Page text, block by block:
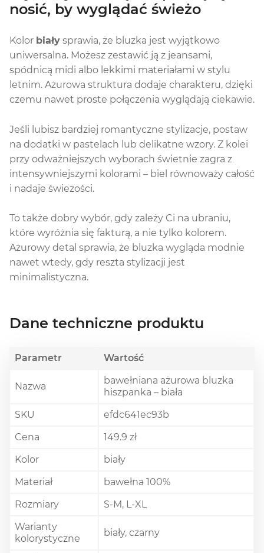
nosić, by wyglądać świeżo
Kolor biały sprawia, że bluzka jest wyjątkowo
uniwersalna. Możesz zestawić ją z jeansami,
spódnicą midi albo lekkimi materiałami w stylu
letnim. Ażurowa struktura dodaje charakteru, dzięki
czemu nawet proste połączenia wyglądają ciekawie.
Jeśli lubisz bardziej romantyczne stylizacje, postaw
na dodatki w pastelach lub delikatne wzory. Z kolei
przy odważniejszych wyborach świetnie zagra z
intensywniejszymi kolorami – biel równoważy całość
i nadaje świeżości.
To także dobry wybór, gdy zależy Ci na ubraniu,
które wyróżnia się fakturą, a nie tylko kolorem.
Ażurowy detal sprawia, że bluzka wygląda modnie
nawet wtedy, gdy reszta stylizacji jest
minimalistyczna.
Dane techniczne produktu
Parametr Wartość
Nazwa
bawełniana ażurowa bluzka
hiszpanka – biała
SKU
efdc641ec93b
Cena
149.9 zł
Kolor
biały
Materiał
bawełna 100%
Rozmiary
S-M, L-XL
Warianty
kolorystyczne
biały, czarny